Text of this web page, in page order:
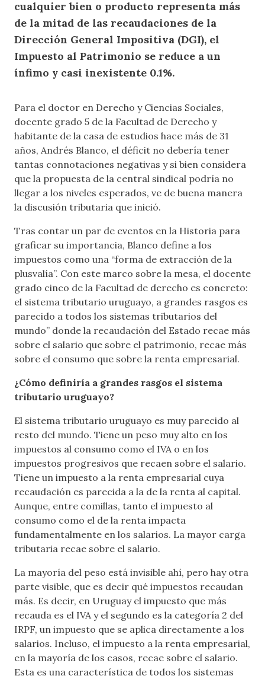
cualquier bien o producto representa más
de la mitad de las recaudaciones de la
Dirección General Impositiva (DGI), el
Impuesto al Patrimonio se reduce a un
ínfimo y casi inexistente 0.1%.
Para el doctor en Derecho y Ciencias Sociales,
docente grado 5 de la Facultad de Derecho y
habitante de la casa de estudios hace más de 31
años, Andrés Blanco, el déficit no debería tener
tantas connotaciones negativas y si bien considera
que la propuesta de la central sindical podría no
llegar a los niveles esperados, ve de buena manera
la discusión tributaria que inició.
Tras contar un par de eventos en la Historia para
graficar su importancia, Blanco define a los
impuestos como una “forma de extracción de la
plusvalía”. Con este marco sobre la mesa, el docente
grado cinco de la Facultad de derecho es concreto:
el sistema tributario uruguayo, a grandes rasgos es
parecido a todos los sistemas tributarios del
mundo” donde la recaudación del Estado recae más
sobre el salario que sobre el patrimonio, recae más
sobre el consumo que sobre la renta empresarial.
¿Cómo definiría a grandes rasgos el sistema
tributario uruguayo?
El sistema tributario uruguayo es muy parecido al
resto del mundo. Tiene un peso muy alto en los
impuestos al consumo como el IVA o en los
impuestos progresivos que recaen sobre el salario.
Tiene un impuesto a la renta empresarial cuya
recaudación es parecida a la de la renta al capital.
Aunque, entre comillas, tanto el impuesto al
consumo como el de la renta impacta
fundamentalmente en los salarios. La mayor carga
tributaria recae sobre el salario.
La mayoría del peso está invisible ahí, pero hay otra
parte visible, que es decir qué impuestos recaudan
más. Es decir, en Uruguay el impuesto que más
recauda es el IVA y el segundo es la categoría 2 del
IRPF, un impuesto que se aplica directamente a los
salarios. Incluso, el impuesto a la renta empresarial,
en la mayoría de los casos, recae sobre el salario.
Esta es una característica de todos los sistemas